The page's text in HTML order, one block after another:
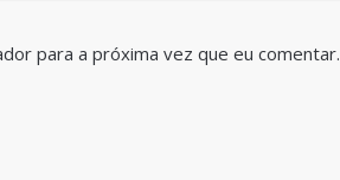
para a próxima vez que eu comentar.